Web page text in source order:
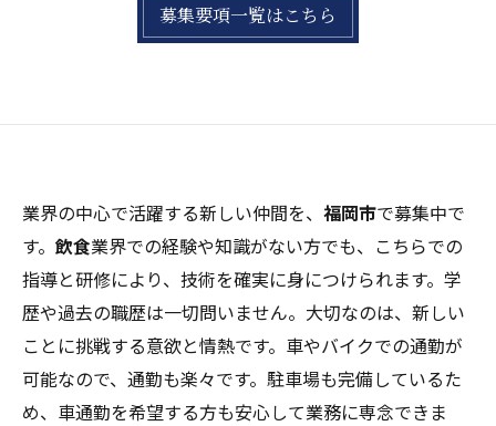
募集要項一覧はこちら
業界の中心で活躍する新しい仲間を、 福岡市で募集中で
す。 飲食業界での経験や知識がない方でも、こちらでの
指導と研修により、技術を確実に身につけられます。学
歴や過去の職歴は一切問いません。大切なのは、新しい
ことに挑戦する意欲と情熱です。車やバイクでの通勤が
可能なので、通勤も楽々です。駐車場も完備しているた
め、車通勤を希望する方も安心して業務に専念できま